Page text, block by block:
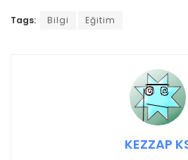
Tags: Bilgi Eğitim
KEZZAP